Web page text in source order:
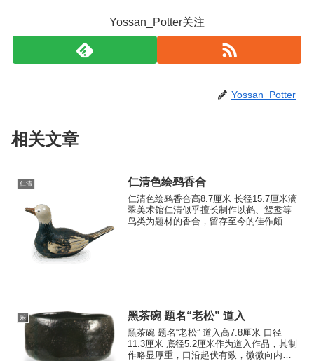
Yossan_Potter关注
Yossan_Potter
相关文章
仁清 仁清色绘鹀香合
仁清色绘鹀香合高8.7厘米 长径15.7厘米滴
翠美术馆仁清似乎擅长制作以鹤、鸳鸯等
鸟类为题材的香合，留存至今的佳作颇为
乐 黑茶碗 题名“老松” 道入
黑茶碗 题名“老松” 道入高7.8厘米 口径
11.3厘米 底径5.2厘米作为道入作品，其制
作略显厚重，口沿起伏有致，微微向内收